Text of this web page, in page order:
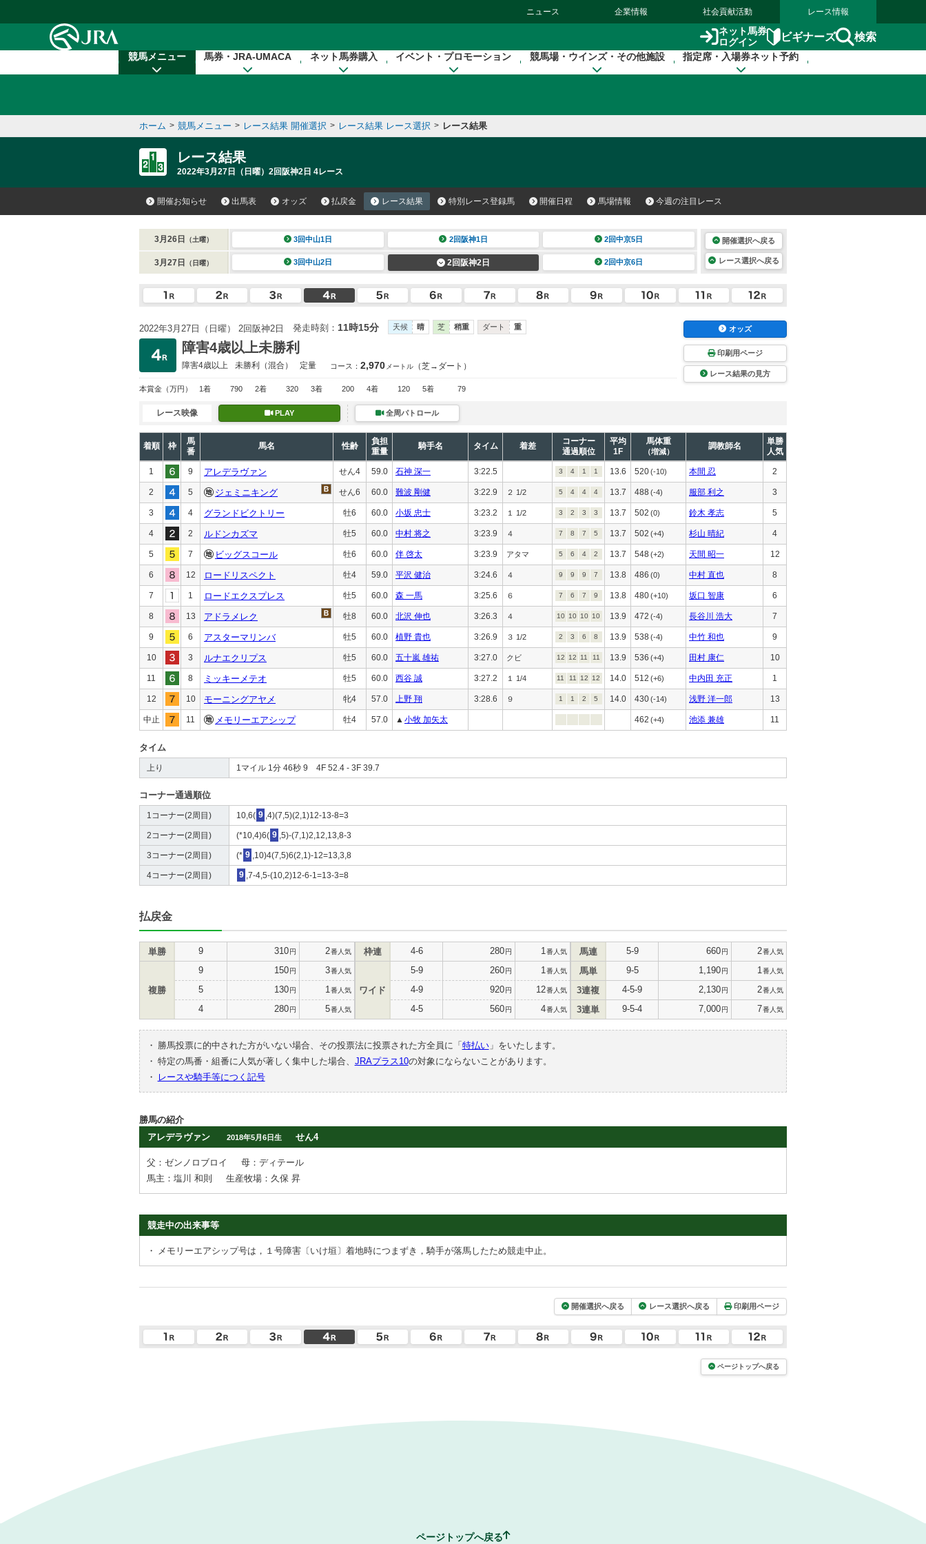
ニュース 企業情報 社会貢献活動 レース情報
ネット馬券
ログイン
ビギナーズ 検索
競馬メニュー 馬券・JRA-UMACA ネット馬券購入 イベント・プロモーション 競馬場・ウインズ・その他施設 指定席・入場券ネット予約
ホーム > 競馬メニュー > レース結果 開催選択 > レース結果 レース選択 > レース結果
レース結果
2022年3月27日（日曜）2回阪神2日 4レース
開催お知らせ 出馬表 オッズ 払戻金 レース結果 特別レース登録馬 開催日程 馬場情報 今週の注目レース
3月26日 （土曜） 3回中山1日 2回阪神1日 2回中京5日
3月27日 （日曜） 3回中山2日 2回阪神2日 2回中京6日
開催選択へ戻る
レース選択へ戻る
2022年3月27日（日曜） 2回阪神2日 発走時刻： 11時15分 天候 晴 芝 稍重 ダート 重
障害4歳以上未勝利
障害4歳以上 未勝利 （混合） 定量 コース： 2,970 メートル （芝→ダート）
本賞金 （万円） 1着 790 2着 320 3着 200 4着 120 5着 79
オッズ
印刷用ページ
レース結果の見方
レース映像 PLAY 全周パトロール
着順 枠
馬
番
馬名 性齢
負担
重量
騎手名 タイム 着差
コーナー
通過順位
平均
1F
馬体重
（増減）
調教師名
単勝
人気
1 9 アレデラヴァン せん4 59.0 石神 深一 3:22.5 3 4 1 1 13.6 520(-10) 本間 忍 2
2 5 ジェミニキング せん6 60.0 難波 剛健 3:22.9 ２ 1/2 5 4 4 4 13.7 488 (-4) 服部 利之 3
3 4 グランドビクトリー 牡6 60.0 小坂 忠士 3:23.2 １ 1/2 3 2 3 3 13.7 502 (0) 鈴木 孝志 5
4 2 ルドンカズマ 牡5 60.0 中村 将之 3:23.9 ４ 7 8 7 5 13.7 502 (+4) 杉山 晴紀 4
5 7 ビッグスコール 牡6 60.0 伴 啓太 3:23.9 アタマ 5 6 4 2 13.7 548(+2) 天間 昭一 12
6 12 ロードリスペクト 牡4 59.0 平沢 健治 3:24.6 ４ 9 9 9 7 13.8 486 (0) 中村 直也 8
7 1 ロードエクスプレス 牡5 60.0 森 一馬 3:25.6 ６ 7 6 7 9 13.8 480(+10) 坂口 智康 6
8 13 アドラメレク 牡8 60.0 北沢 伸也 3:26.3 ４ 10 10 10 10 13.9 472 (-4) 長谷川 浩大 7
9 6 アスターマリンバ 牡5 60.0 植野 貴也 3:26.9 ３ 1/2 2 3 6 8 13.9 538(-4) 中竹 和也 9
10 3 ルナエクリプス 牡5 60.0 五十嵐 雄祐 3:27.0 クビ 12 12 11 11 13.9 536 (+4) 田村 康仁 10
11 8 ミッキーメテオ 牡5 60.0 西谷 誠 3:27.2 １ 1/4 11 11 12 12 14.0 512 (+6) 中内田 充正 1
12 10 モーニングアヤメ 牝4 57.0 上野 翔 3:28.6 ９ 1 1 2 5 14.0 430(-14) 浅野 洋一郎 13
中止 11 メモリーエアシップ 牡4 57.0 ▲ 小牧 加矢太 462 (+4) 池添 兼雄 11
タイム
上り 1マイル 1分 46秒 9 4F 52.4 - 3F 39.7
コーナー通過順位
1コーナー(2周目) 10,6( 9 ,4)(7,5)(2,1)12-13-8=3
2コーナー(2周目) (*10,4)6( 9 ,5)-(7,1)2,12,13,8-3
3コーナー(2周目) (* 9 ,10)4(7,5)6(2,1)-12=13,3,8
4コーナー(2周目) 9 ,7-4,5-(10,2)12-6-1=13-3=8
払戻金
単勝 9 310円 2番人気
複勝
9 150円 3番人気
5 130円 1 番人気
4 280円 5番人気
枠連 4-6 280円 1 番人気
ワイド
5-9 260円 1 番人気
4-9 920円 12番人気
4-5 560円 4番人気
馬連 5-9 660円 2番人気
馬単 9-5 1,190円 1 番人気
3連複 4-5-9 2,130円 2番人気
3連単 9-5-4 7,000円 7番人気
・ 勝馬投票に的中された方がいない場合、その投票法に投票された方全員に「 特払い」をいたします。
・ 特定の馬番・組番に人気が著しく集中した場合、 JRAプラス10の対象にならないことがあります。
・
レースや騎手等につく記号
勝馬の紹介
アレデラヴァン
2018年5月6日生 せん4
父：ゼンノロブロイ
母：ディテール
馬主：塩川 和則
生産牧場：久保 昇
競走中の出来事等
・ メモリーエアシップ号は，１号障害〔いけ垣〕着地時につまずき，騎手が落馬したため競走中止。
開催選択へ戻る レース選択へ戻る 印刷用ページ
ページトップへ戻る
ページトップへ戻る